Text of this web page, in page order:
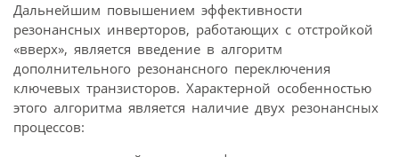
Дальнейшим повышением эффективности
резонансных инверторов, работающих с отстройкой
«вверх», является введение в алгоритм
дополнительного резонансного переключения
ключевых транзисторов. Характерной особенностью
этого алгоритма является наличие двух резонансных
процессов: